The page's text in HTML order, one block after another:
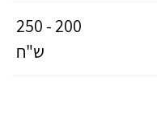
200 - 250
ש"ח